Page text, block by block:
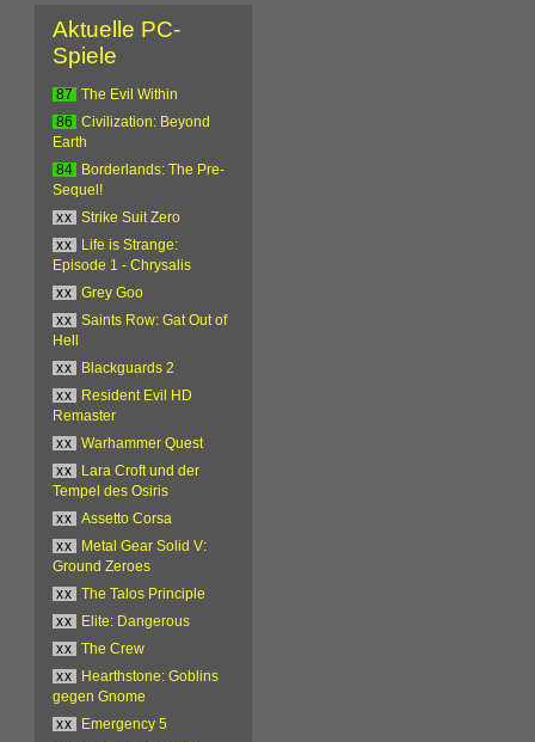
Aktuelle PC-
Spiele
87
The Evil Within
86
Civilization: Beyond
Earth
84
Borderlands: The Pre-
Sequel!
xx
Strike Suit Zero
xx
Life is Strange:
Episode 1 - Chrysalis
xx
Grey Goo
xx
Saints Row: Gat Out of
Hell
xx
Blackguards 2
xx
Resident Evil HD
Remaster
xx
Warhammer Quest
xx
Lara Croft und der
Tempel des Osiris
xx
Assetto Corsa
xx
Metal Gear Solid V:
Ground Zeroes
xx
The Talos Principle
xx
Elite: Dangerous
xx
The Crew
xx
Hearthstone: Goblins
gegen Gnome
xx
Emergency 5